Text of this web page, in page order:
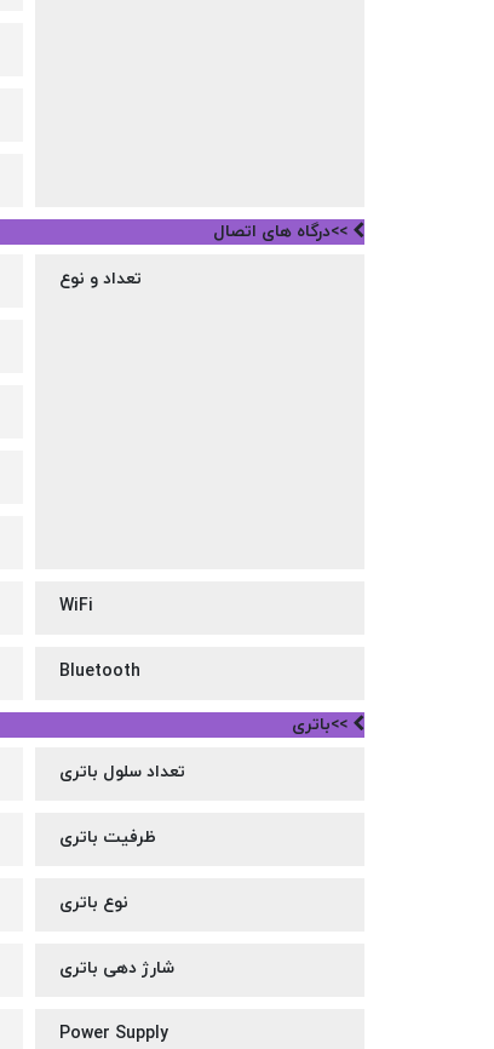
>>درگاه های اتصال
تعداد و نوع
WiFi
Bluetooth
>>باتری
تعداد سلول باتری
ظرفیت باتری
نوع باتری
شارژ دهی باتری
Power Supply